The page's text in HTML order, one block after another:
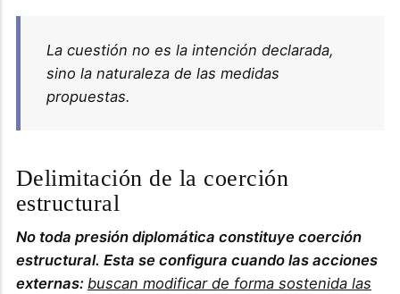
La cuestión no es la intención declarada,
sino la naturaleza de las medidas
propuestas.
Delimitación de la coerción
estructural
No toda presión diplomática constituye coerción
estructural. Esta se configura cuando las acciones
externas: buscan modificar de forma sostenida las